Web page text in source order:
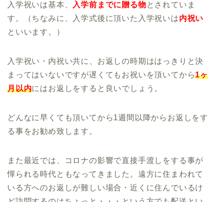
入学祝いは基本、 入学前までに贈る物とされていま
す。（ちなみに、入学式後に頂いた入学祝いは内祝い
といいます。）
入学祝い・内祝い共に、お返しの時期ははっきりと決
まってはいないですが遅くてもお祝いを頂いてから1ヶ
月以内にはお返しをすると良いでしょう。
どんなに早くても頂いてから1週間以降からお返しをす
る事をお勧め致します。
また最近では、コロナの影響で直接手渡しをする事が
憚られる時代ともなってきました。遠方に住まわれて
いる方へのお返しが難しい場合・近くに住んでいるけ